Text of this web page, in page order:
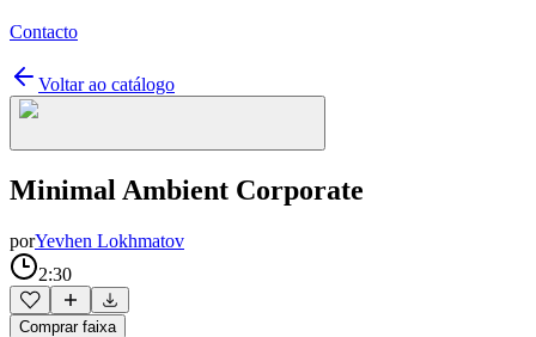
Contacto
Voltar ao catálogo
Minimal Ambient Corporate
porYevhen Lokhmatov
2:30
Comprar faixa